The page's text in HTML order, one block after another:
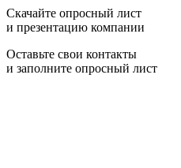
Скачайте опросный лист
и презентацию компании
Оставьте свои контакты
и заполните опросный лист